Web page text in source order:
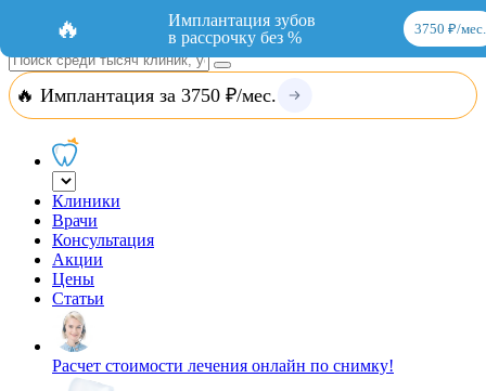
Добавить организациюВход
🔥 Имплантация за 3750 ₽/мес.
Клиники
Врачи
Консультация
Акции
Цены
Статьи
Расчет стоимости лечения онлайн по снимку!
🔥
Имплантация зубов
в рассрочку без %
3750 ₽/мес.